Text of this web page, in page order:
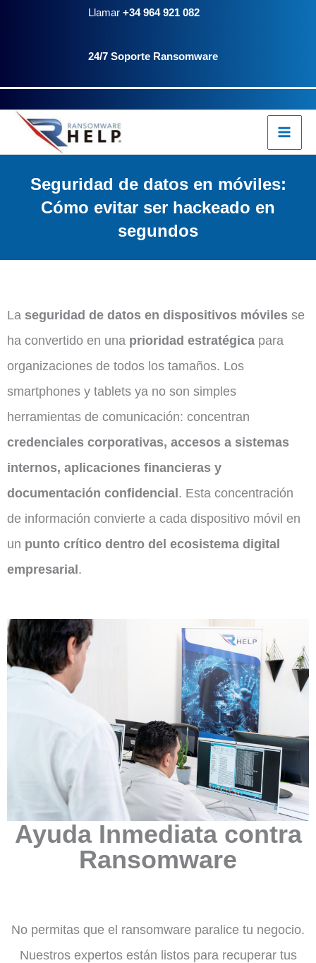
Llamar +34 964 921 082
24/7 Soporte Ransomware
Seguridad de datos en móviles:
Cómo evitar ser hackeado en
segundos
La seguridad de datos en dispositivos móviles se
ha convertido en una prioridad estratégica para
organizaciones de todos los tamaños. Los
smartphones y tablets ya no son simples
herramientas de comunicación: concentran
credenciales corporativas, accesos a sistemas
internos, aplicaciones financieras y
documentación confidencial. Esta concentración
de información convierte a cada dispositivo móvil en
un punto crítico dentro del ecosistema digital
empresarial.
Ayuda Inmediata contra
Ransomware
No permitas que el ransomware paralice tu negocio.
Nuestros expertos están listos para recuperar tus